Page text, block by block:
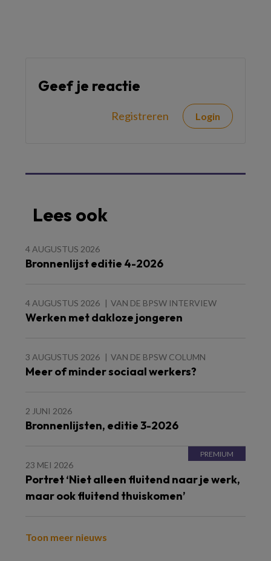
Geef je reactie
Registreren Login
Lees ook
4 AUGUSTUS 2026
Bronnenlijst editie 4-2026
4 AUGUSTUS 2026 VAN DE BPSW INTERVIEW
Werken met dakloze jongeren
3 AUGUSTUS 2026 VAN DE BPSW COLUMN
Meer of minder sociaal werkers?
2 JUNI 2026
Bronnenlijsten, editie 3-2026
23 MEI 2026
Portret ‘Niet alleen fluitend naar je werk,
maar ook fluitend thuiskomen’
Toon meer nieuws